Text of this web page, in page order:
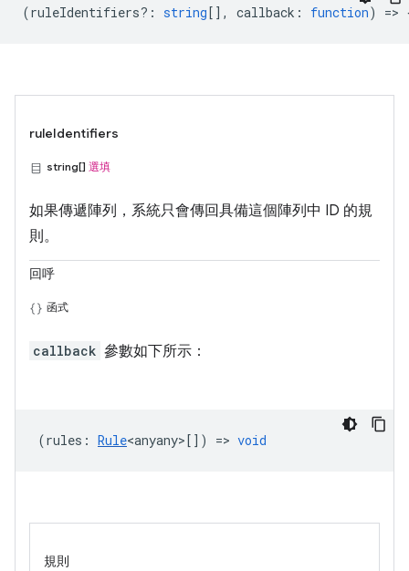
(ruleIdentifiers? : string [], callback : function)
ruleIdentifiers
string[] 選填
如果傳遞陣列，系統只會傳回具備這個陣列中 ID 的規
則。
回呼
函式
callback 參數如下所示：
(rules : Rule<anyany> []) => void
規則